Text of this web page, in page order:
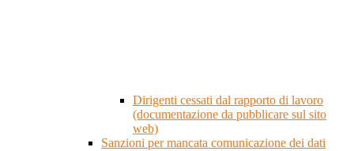
Dirigenti cessati dal rapporto di lavoro
(documentazione da pubblicare sul sito
web)
Sanzioni per mancata comunicazione dei dati